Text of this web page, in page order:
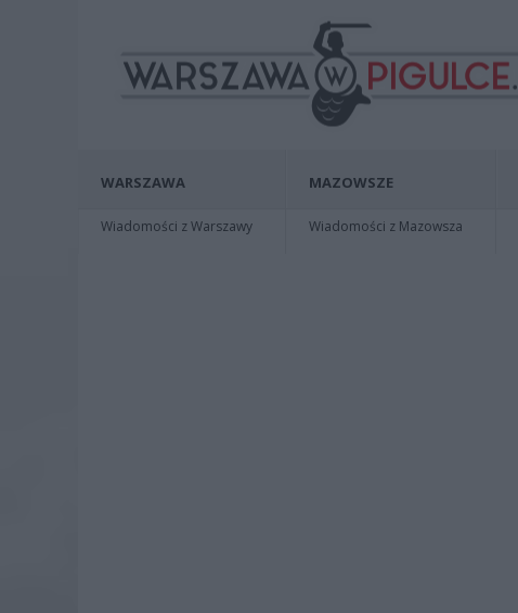
WARSZAWA
Wiadomości z Warszawy
MAZOWSZE
Wiadomości z Mazowsza